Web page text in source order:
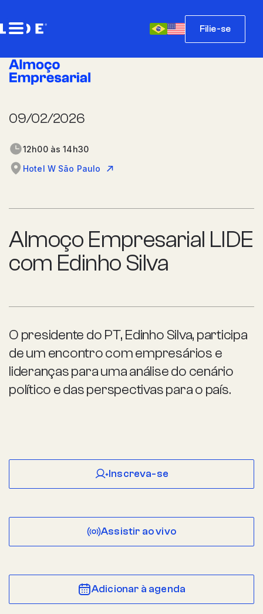
Filie-se
09/02/2026
12h00 às 14h30
Hotel W São Paulo
Almoço Empresarial LIDE
com Edinho Silva
O presidente do PT, Edinho Silva, participa
de um encontro com empresários e
lideranças para uma análise do cenário
político e das perspectivas para o país.
Inscreva-se
Assistir ao vivo
Adicionar à agenda